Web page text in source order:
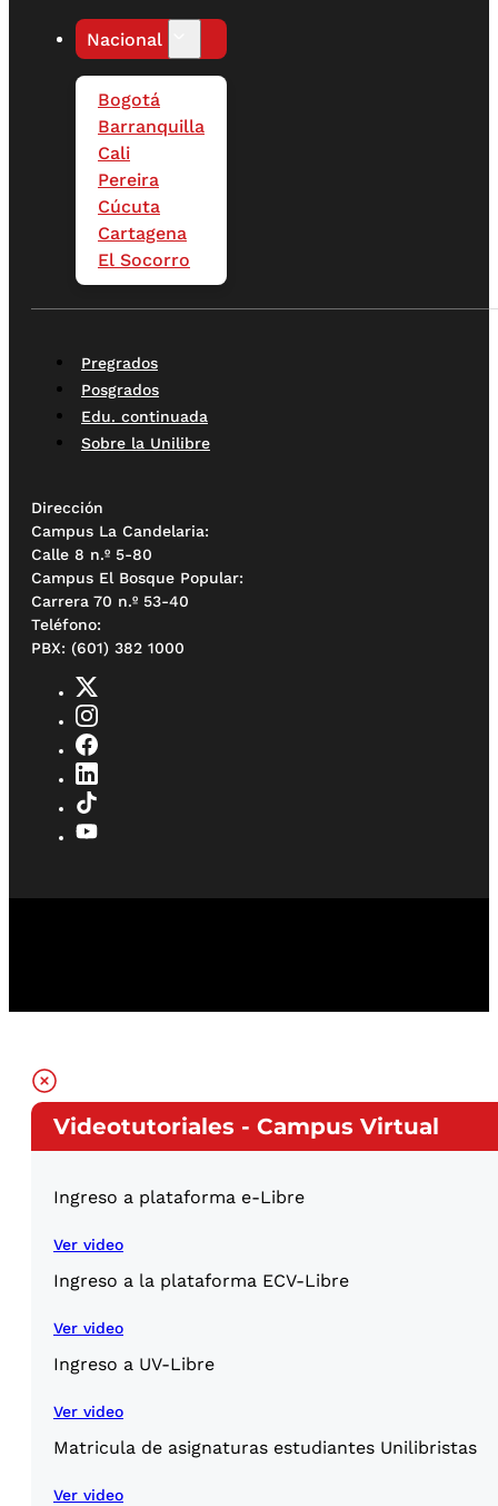
Nacional
Bogotá
Barranquilla
Cali
Pereira
Cúcuta
Cartagena
El Socorro
Pregrados
Posgrados
Edu. continuada
Sobre la Unilibre
Dirección
Campus La Candelaria:
Calle 8 n.º 5-80
Campus El Bosque Popular:
Carrera 70 n.º 53-40
Teléfono:
PBX: (601) 382 1000
Videotutoriales - Campus Virtual
Ingreso a plataforma e-Libre
Ver video
Ingreso a la plataforma ECV-Libre
Ver video
Ingreso a UV-Libre
Ver video
Matricula de asignaturas estudiantes Unilibristas
Ver video